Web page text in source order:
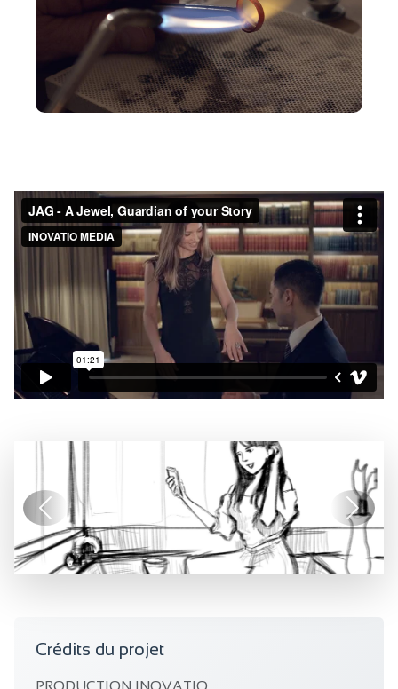
Précédent Suivant
Crédits du projet
PRODUCTION INOVATIO